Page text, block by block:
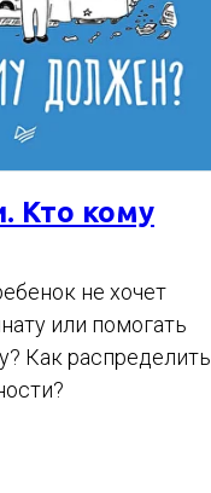
Кто кому
не хочет
или помогать
Как распределить